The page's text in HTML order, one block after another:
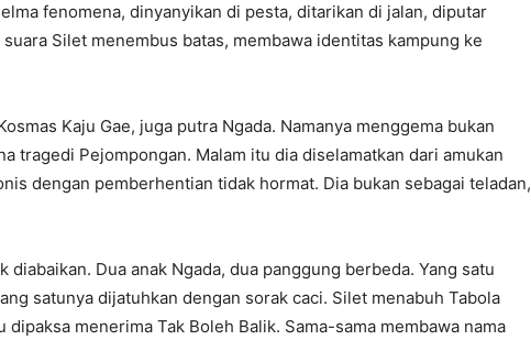
fenomena, dinyanyikan di pesta, ditarikan di jalan, diputar
Silet menembus batas, membawa identitas kampung ke
Kaju Gae, juga putra Ngada. Namanya menggema bukan
tragedi Pejompongan. Malam itu dia diselamatkan dari amukan
dengan pemberhentian tidak hormat. Dia bukan sebagai teladan,
Dua anak Ngada, dua panggung berbeda. Yang satu
satunya dijatuhkan dengan sorak caci. Silet menabuh Tabola
dipaksa menerima Tak Boleh Balik. Sama-sama membawa nama